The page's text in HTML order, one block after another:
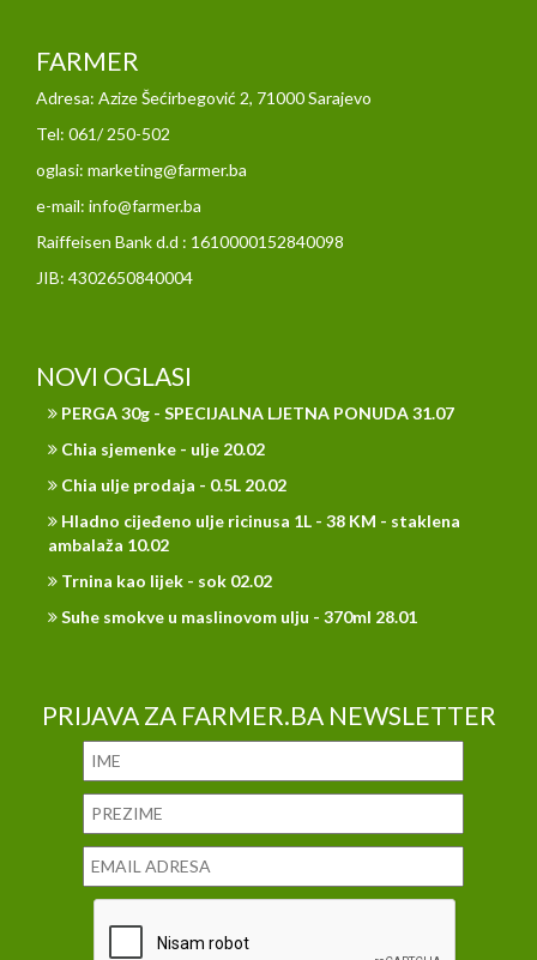
FARMER
Adresa: Azize Šećirbegović 2, 71000 Sarajevo
Tel: 061/ 250-502
oglasi: marketing@farmer.ba
e-mail: info@farmer.ba
Raiffeisen Bank d.d : 1610000152840098
JIB: 4302650840004
NOVI OGLASI
PERGA 30g - SPECIJALNA LJETNA PONUDA 31.07
Chia sjemenke - ulje 20.02
Chia ulje prodaja - 0.5L 20.02
Hladno cijeđeno ulje ricinusa 1L - 38 KM - staklena
ambalaža 10.02
Trnina kao lijek - sok 02.02
Suhe smokve u maslinovom ulju - 370ml 28.01
PRIJAVA ZA FARMER.BA NEWSLETTER